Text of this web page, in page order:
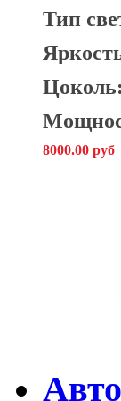
Тип
8000.00 руб